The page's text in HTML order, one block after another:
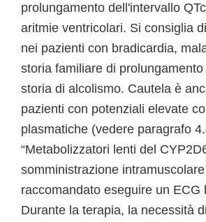
prolungamento dell'intervallo
aritmie ventricolari. Si consiglia
nei pazienti con bradicardia,
storia familiare di prolungamento
storia di alcolismo. Cautela è
pazienti con potenziali elevate
plasmatiche (vedere paragrafo
“Metabolizzatori lenti del
somministrazione
raccomandato eseguire un ECG
Durante la terapia, la necessità